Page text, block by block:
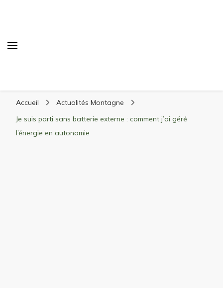
matériel, stations de ski
Accueil
Actualités Montagne
Je suis parti sans batterie externe : comment j’ai géré
l’énergie en autonomie